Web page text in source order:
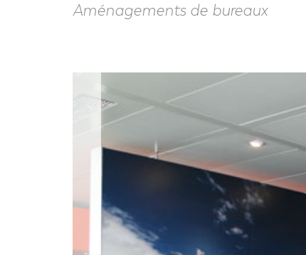
Aménagements de bureaux